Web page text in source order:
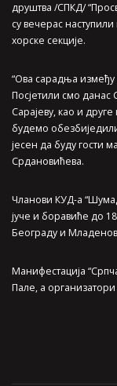
друштва /СПКД/
су вечерас
хорске секције.
“Ова сарадња
Посјетили смо данас
Сарајеву, као и
будемо
јесен да буду гости
Срдановићева.
Чланови КУД-а
јуче и боравиће до
Београду и
Манифестација
Пале, а